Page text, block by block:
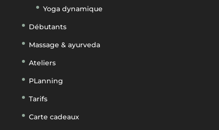
Yoga dynamique
Débutants
Massage & ayurveda
Ateliers
PLanning
Tarifs
Carte cadeaux